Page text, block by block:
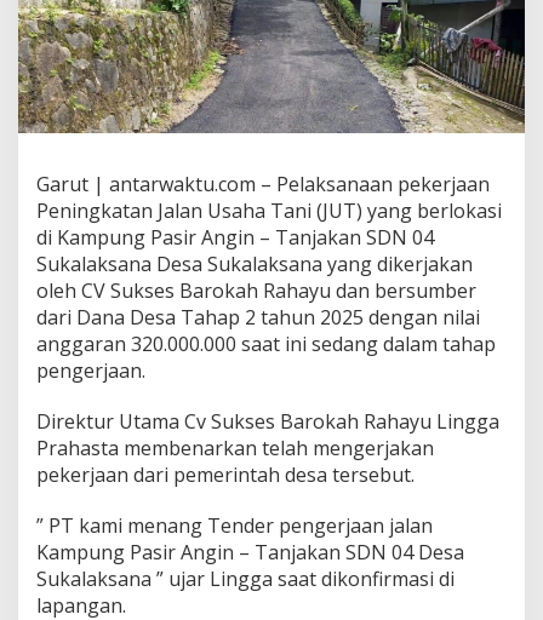
Garut | antarwaktu.com – Pelaksanaan pekerjaan
Peningkatan Jalan Usaha Tani (JUT) yang berlokasi
di Kampung Pasir Angin – Tanjakan SDN 04
Sukalaksana Desa Sukalaksana yang dikerjakan
oleh CV Sukses Barokah Rahayu dan bersumber
dari Dana Desa Tahap 2 tahun 2025 dengan nilai
anggaran 320.000.000 saat ini sedang dalam tahap
pengerjaan.
Direktur Utama Cv Sukses Barokah Rahayu Lingga
Prahasta membenarkan telah mengerjakan
pekerjaan dari pemerintah desa tersebut.
” PT kami menang Tender pengerjaan jalan
Kampung Pasir Angin – Tanjakan SDN 04 Desa
Sukalaksana ” ujar Lingga saat dikonfirmasi di
lapangan.